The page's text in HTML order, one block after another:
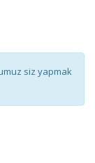
siz yapmak